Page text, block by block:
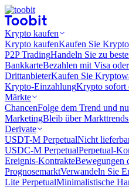
Krypto kaufen
Krypto kaufenKaufen Sie
P2P TradingHandeln Sie zu
BankkarteBezahlen mit Visa
DrittanbieterKaufen Sie
Krypto-EinzahlungKrypto sofort
Märkte
ChancenFolge dem Trend und
MarketingBleib über
Derivate
USDT-M PerpetualNicht
USDC-M PerpetualPerpetual-
Ereignis-KontrakteBewegungen
PrognosemarktVerwandeln Sie
Lite PerpetualMinimalistische